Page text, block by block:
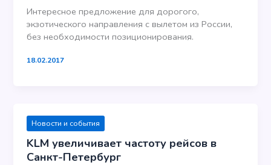
Интересное предложение для дорогого,
экзотического направления с вылетом из России,
без необходимости позиционирования.
18.02.2017
Новости и события
KLM увеличивает частоту рейсов в
Санкт-Петербург